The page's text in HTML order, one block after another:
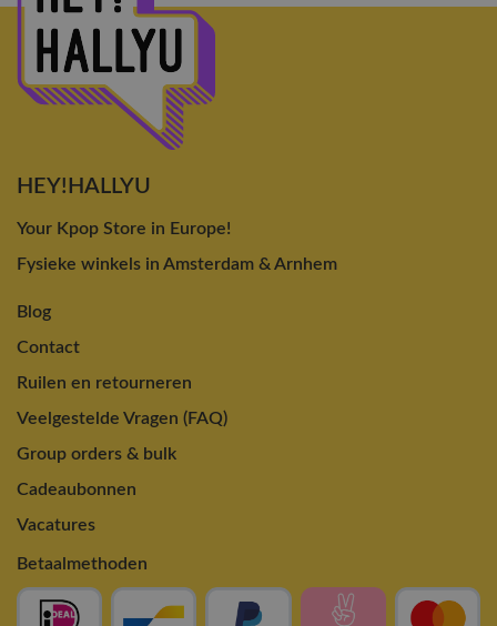
HEY!HALLYU
Your Kpop Store in Europe!
Fysieke winkels in Amsterdam & Arnhem
Blog
Contact
Ruilen en retourneren
Veelgestelde Vragen (FAQ)
Group orders & bulk
Cadeaubonnen
Vacatures
Betaalmethoden